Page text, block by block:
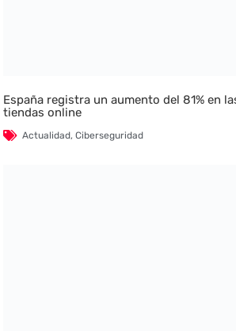
España registra un aumento del 81% en
tiendas online
Actualidad,Ciberseguridad